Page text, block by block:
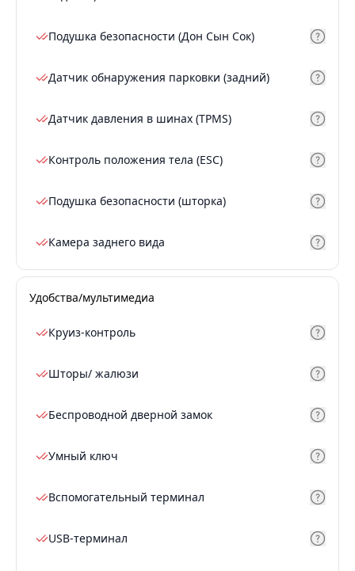
Подушка безопасности (Дон Сын Сок)
Датчик обнаружения парковки (задний)
Датчик давления в шинах (TPMS)
Контроль положения тела (ESC)
Подушка безопасности (шторка)
Камера заднего вида
Удобства/мультимедиа
Круиз-контроль
Шторы/ жалюзи
Беспроводной дверной замок
Умный ключ
Вспомогательный терминал
USB-терминал